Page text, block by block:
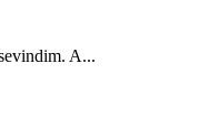
A...